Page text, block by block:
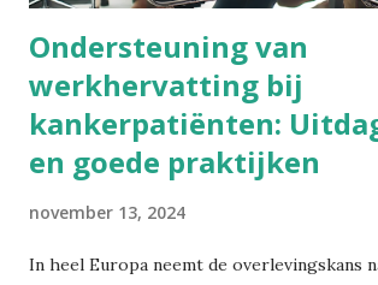
202...
Ondersteuning van
werkhervatting bij
kankerpatiënten:
en goede praktijken
november 13, 2024
In heel Europa neemt de overlevingskans